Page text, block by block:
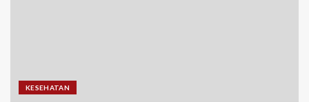
KESEHATAN